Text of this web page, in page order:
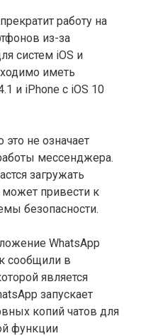
работу на
из-за
систем iOS и
иметь
и iPhone с iOS 10
это не означает
мессенджера.
загружать
привести к
безопасности.
WhatsApp
сообщили в
является
запускает
копий чатов для
функции